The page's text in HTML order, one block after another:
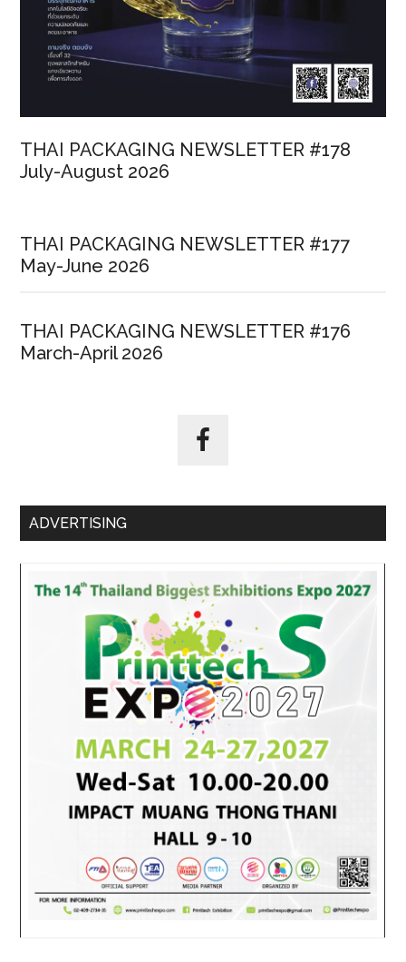
เฉียง
ใต้
ใน
งาน
Asia
THAI PACKAGING NEWSLETTER #178
July-August 2026
THAI PACKAGING NEWSLETTER #177
May-June 2026
THAI PACKAGING NEWSLETTER #176
March-April 2026
ADVERTISING